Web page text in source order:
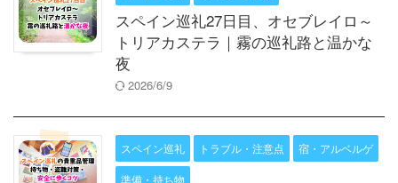
スペイン巡礼27日目、オセブレイロ～
トリアカステラ｜霧の巡礼路と温かな
夜
2026/6/9
スペイン巡礼 トラブル・注意点 宿・アルベルゲ
準備・持ち物